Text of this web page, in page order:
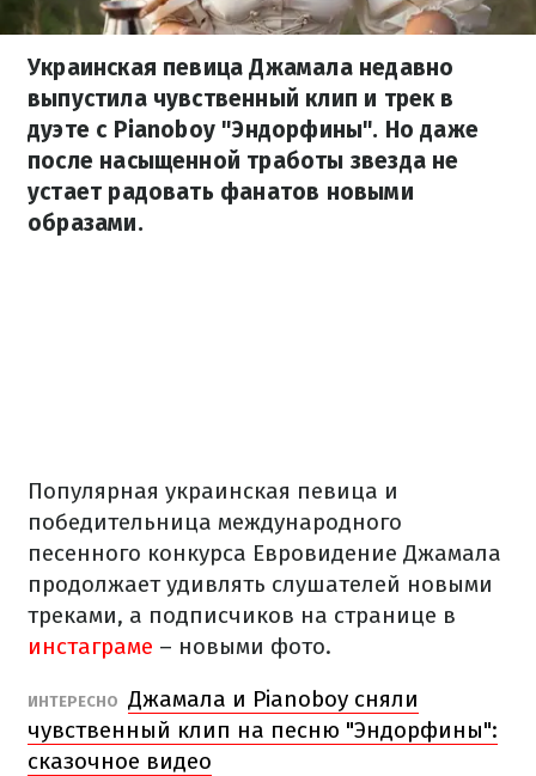
Украинская певица Джамала недавно
выпустила чувственный клип и трек в
дуэте с Pianoboy "Эндорфины". Но даже
после насыщенной тработы звезда не
устает радовать фанатов новыми
образами.
Популярная украинская певица и
победительница международного
песенного конкурса Евровидение Джамала
продолжает удивлять слушателей новыми
треками, а подписчиков на странице в
инстаграме – новыми фото.
ИНТЕРЕСНО Джамала и Pianoboy сняли
чувственный клип на песню "Эндорфины":
сказочное видео